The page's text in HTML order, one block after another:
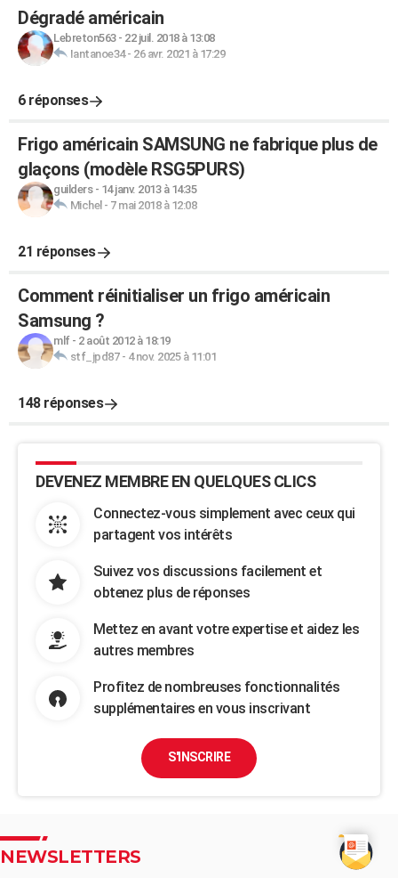
Dégradé américain
Lebreton563- 22 juil. 2018 à 13:08
Iantanoe34- 26 avr. 2021 à 17:29
6 réponses
Frigo américain SAMSUNG ne fabrique plus de
glaçons (modèle RSG5PURS)
guilders- 14 janv. 2013 à 14:35
Michel - 7 mai 2018 à 12:08
21 réponses
Comment réinitialiser un frigo américain
Samsung ?
mlf- 2 août 2012 à 18:19
stf_jpd87- 4 nov. 2025 à 11:01
148 réponses
DEVENEZ MEMBRE EN QUELQUES CLICS
Connectez-vous simplement avec ceux qui
partagent vos intérêts
Suivez vos discussions facilement et
obtenez plus de réponses
Mettez en avant votre expertise et aidez les
autres membres
Profitez de nombreuses fonctionnalités
supplémentaires en vous inscrivant
S'INSCRIRE
NEWSLETTERS